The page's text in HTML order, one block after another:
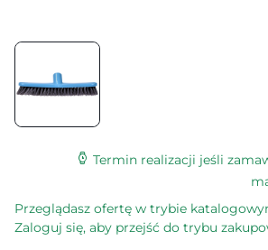
Termin realizacji jeśli
Przeglądasz ofertę w trybie
Zaloguj się, aby przejść do trybu